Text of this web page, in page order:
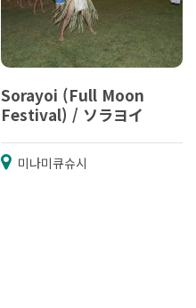
Sorayoi (Full Moon
Festival) / ソラヨイ
미나미큐슈시